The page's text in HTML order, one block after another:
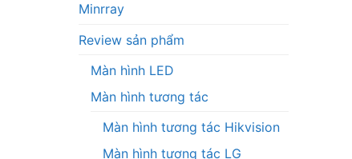
Minrray
Review sản phẩm
Màn hình LED
Màn hình tương tác
Màn hình tương tác Hikvision
Màn hình tương tác LG